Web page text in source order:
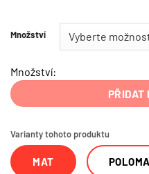
Množství
Množství:
PŘIDAT
Varianty tohoto produktu
MAT